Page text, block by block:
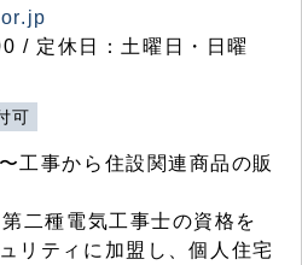
/ 定休日：土曜日・日曜
可
工事から住設関連商品の販
二種電気工事士の資格を
リティに加盟し、個人住宅